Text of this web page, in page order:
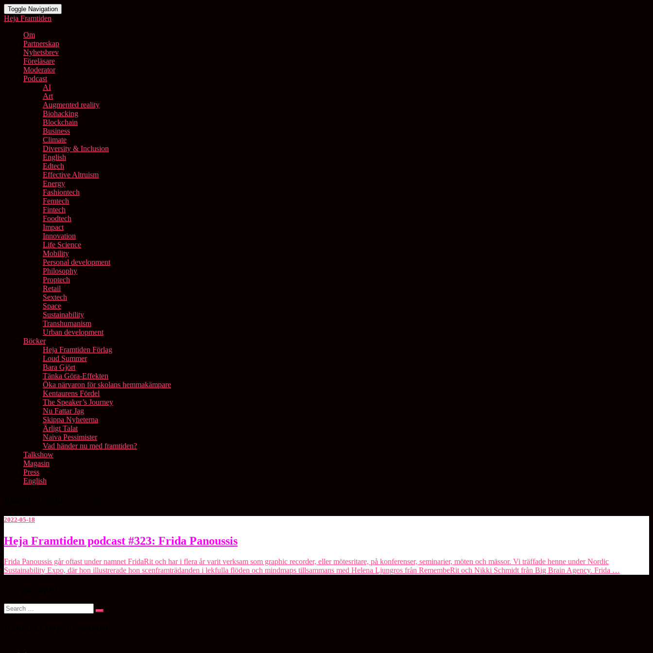
Toggle Navigation
Heja Framtiden
Om
Partnerskap
Nyhetsbrev
Föreläsare
Moderator
Podcast
AI
Art
Augmented reality
Biohacking
Blockchain
Business
Climate
Diversity & Inclusion
English
Edtech
Effective Altruism
Energy
Fashiontech
Femtech
Fintech
Foodtech
Impact
Innovation
Life Science
Mobility
Personal development
Philosophy
Proptech
Retail
Sextech
Space
Sustainability
Transhumanism
Urban development
Böcker
Heja Framtiden Förlag
Loud Summer
Bara Gjört
Tänka Göra-Effekten
Öka närvaron för skolans hemmakämpare
Kentaurens Fördel
The Speaker’s Journey
Nu Fattar Jag
Skippa Nyheterna
Ärligt Talat
Naiva Pessimister
Vad händer nu med framtiden?
Talkshow
Magasin
Press
English
2022-05-18
Heja
Framtiden
#323:
Frida
Heja Framtiden podcast #323: Frida Panoussis
Frida Panoussis går oftast under namnet FridaRit och har i flera år varit verksam som graphic recorder, eller mötesritare, på konferenser, seminarier, möten och mässor. Vi träffade henne under Nordic
Sustainability Expo, där hon illustrerade hon scenframträdanden i lekfulla flöden och mindmaps tillsammans med Helena Ljungros från RemembeRit och Nikki Schmidt från Big Brain Agency. Frida …
Search
for:
Search